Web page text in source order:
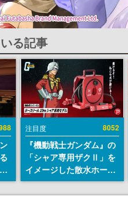
る記事
注目度 8052
『機動戦士ガンダム』の
「シャア専用ザクⅡ」を
イメージした散水ホース
リールが予約開始。本体
にはシャアのパーソナル